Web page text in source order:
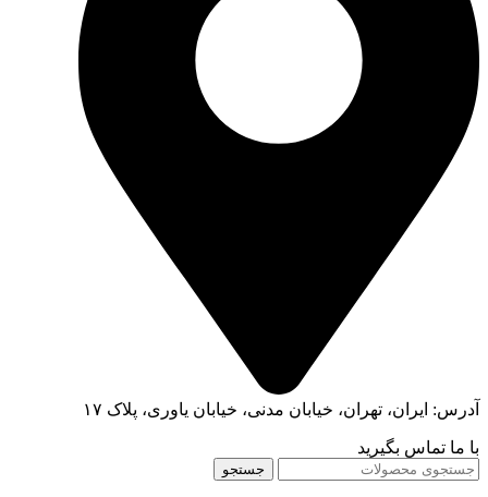
آدرس: ایران، تهران، خیابان مدنی، خیابان یاوری، پلاک ۱۷
با ما تماس بگیرید
جستجو